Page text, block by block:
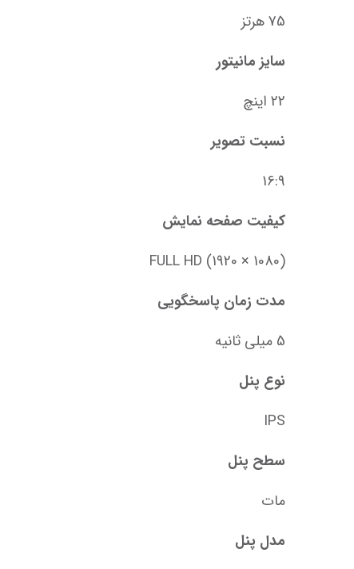
75 هرتز
سایز مانیتور
22 اینچ
نسبت تصویر
16:9
کیفیت صفحه نمایش
FULL HD (1920 × 1080)
مدت زمان پاسخگویی
5 میلی‌ ثانیه
نوع پنل
IPS
سطح پنل
مات
مدل پنل